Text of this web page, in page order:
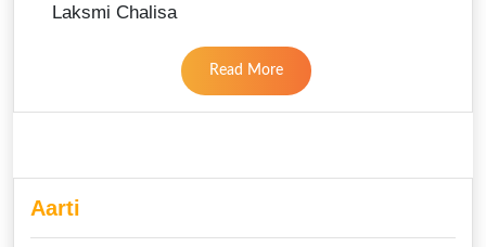
Laksmi Chalisa
Read More
Aarti